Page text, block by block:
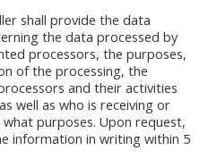
shall provide the data
the data processed by
processors, the purposes,
of the processing, the
and their activities
well as who is receiving or
purposes. Upon request,
information in writing within 5